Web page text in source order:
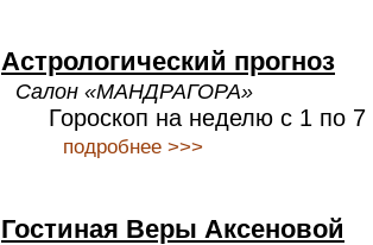
Астрологический прогноз
Салон «МАНДРАГОРА»
Гороскоп на неделю c 1 по 7
подробнее >>>
Гостиная Веры Аксеновой